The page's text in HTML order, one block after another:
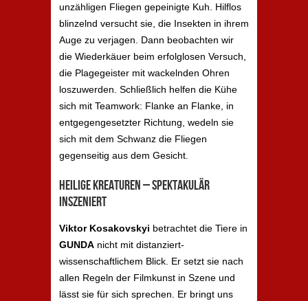
unzähligen Fliegen gepeinigte Kuh. Hilflos
blinzelnd versucht sie, die Insekten in ihrem
Auge zu verjagen. Dann beobachten wir
die Wiederkäuer beim erfolglosen Versuch,
die Plagegeister mit wackelnden Ohren
loszuwerden. Schließlich helfen die Kühe
sich mit Teamwork: Flanke an Flanke, in
entgegengesetzter Richtung, wedeln sie
sich mit dem Schwanz die Fliegen
gegenseitig aus dem Gesicht.
Heilige Kreaturen – spektakulär
inszeniert
Viktor Kosakovskyi betrachtet die Tiere in
GUNDA nicht mit distanziert-
wissenschaftlichem Blick. Er setzt sie nach
allen Regeln der Filmkunst in Szene und
lässt sie für sich sprechen. Er bringt uns